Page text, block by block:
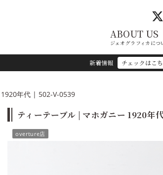
新着情報 チェックはこ
ABOUT US
ジェオグラフィカにつ
年代 | 502-V-0539
ティーテーブル | マホガニー 1920年
overture店